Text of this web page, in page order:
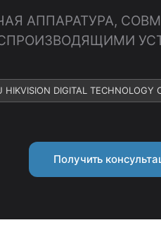
АППАРАТУРА,
DIGITAL TECHNOLOGY
Получить